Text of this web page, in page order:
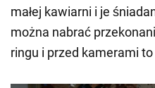
małej kawiarni i je
można nabrać
ringu i przed kamerami